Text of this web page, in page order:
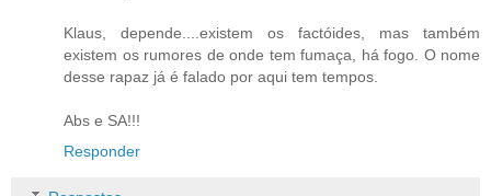
Klaus, depende....existem os factóides, mas também
existem os rumores de onde tem fumaça, há fogo. O nome
desse rapaz já é falado por aqui tem tempos.
Abs e SA!!!
Responder